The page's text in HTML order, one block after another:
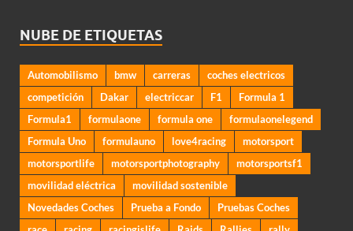
NUBE DE ETIQUETAS
Automobilismo bmw carreras
coches electricos
competición
Dakar electriccar F1
Formula 1
Formula1
formulaone formula one
formulaonelegend
Formula Uno
formulauno love4racing
motorsport
motorsportlife
motorsportphotography
motorsportsf1
movilidad eléctrica
movilidad sostenible
Novedades Coches
Prueba a Fondo
Pruebas Coches